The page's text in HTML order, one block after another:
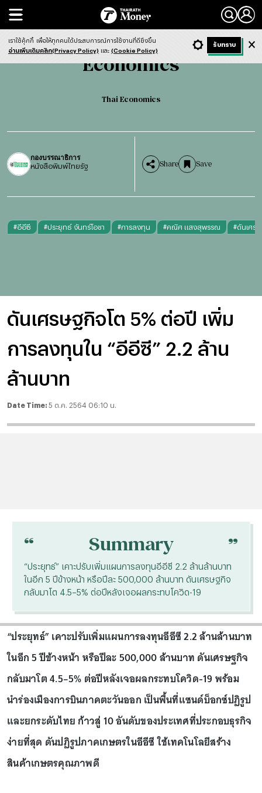
Search
Economics Thai Economics
Economics
Thai Economics
กองบรรณาธิการ
หนังสือพิมพ์ไทยรัฐ Share Save
#อีอีซี #ประยุทธ์ จันทร์โอชา #การลงทุน #คณิศ แสงสุพรรณ #ดันเศร
ดันเศรษฐกิจโต 5% ต่อปี เพิ่ม
การลงทุนใน “อีอีซี” 2.2 ล้าน
ล้านบาท
Date Time: 5 ต.ค. 2564 06:10 น.
- ก + ก Dark ฟังข่าว
“ Summary “
“ประยุทธ์” เคาะปรับเพิ่มแผนการลงทุนอีอีซี 2.2 ล้านล้านบาท
ในอีก 5 ปีข้างหน้า หรือปีละ 500,000 ล้านบาท ดันเศรษฐกิจ
กลับมาโต 4.5–5% ต่อปีหลังเจอผลกระทบโควิด-19
“ประยุทธ์” เคาะปรับเพิ่มแผนการลงทุนอีอีซี 2.2 ล้านล้านบาท
ในอีก 5 ปีข้างหน้า หรือปีละ 500,000 ล้านบาท ดันเศรษฐกิจ
กลับมาโต 4.5–5% ต่อปีหลังเจอผลกระทบโควิด-19 พร้อม
นำร่องเมืองการบินภาคตะวันออก เป็นพื้นที่แซนด์บ็อกซ์ปฏิรูป
และยกระดับไทย ก้าวสู่ 10 อันดับของประเทศที่ประกอบธุรกิจ
ง่ายที่สุด ดันปฏิรูปภาคเกษตรในอีอีซี ใช้เทคโนโลยีสร้าง
สินค้าเกษตรคุณภาพดี
เราใช้คุ้กกี้ เพื่อให้ทุกคนได้ประสบการณ์การใช้งานที่ดียิ่งขึ้น
อ่านเพิ่มเติมคลิก(Privacy Policy) และ (Cookie Policy)
รับทราบ